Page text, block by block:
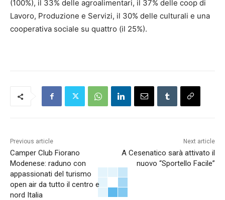
(100%), il 33% delle agroalimentari, il 37% delle coop di
Lavoro, Produzione e Servizi, il 30% delle culturali e una
cooperativa sociale su quattro (il 25%).
Previous article
Camper Club Fiorano
Modenese: raduno con
appassionati del turismo
open air da tutto il centro e
nord Italia
Next article
A Cesenatico sarà attivato il
nuovo “Sportello Facile”